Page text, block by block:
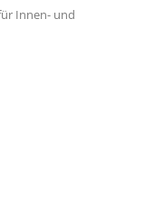
Innen- und